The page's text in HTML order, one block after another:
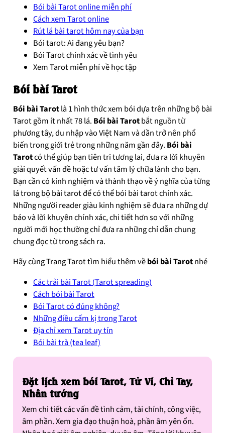
Bói bài Tarot online miễn phí
Cách xem Tarot online
Rút lá bài tarot hôm nay của bạn
Bói tarot: Ai đang yêu bạn?
Bói Tarot chính xác về tình yêu
Xem Tarot miễn phí về học tập
Bói bài Tarot
Bói bài Tarotlà 1 hình thức xem bói dựa trên những bộ bài
Tarot gồm ít nhất 78 lá. Bói bài Tarotbắt nguồn từ
phương tây, du nhập vào Việt Nam và dần trở nên phổ
biến trong giới trẻ trong những năm gần đây. Bói bài
Tarotcó thể giúp bạn tiên tri tương lai, đưa ra lời khuyên
giải quyết vấn đề hoặc tư vấn tâm lý chữa lành cho bạn.
Bạn cần có kinh nghiệm và thành thạo về ý nghĩa của từng
lá trong bộ bài tarot để có thể bói bài tarot chính xác.
Những người reader giàu kinh nghiệm sẽ đưa ra những dự
báo và lời khuyên chính xác, chi tiết hơn so với những
người mới học thường chỉ đưa ra những chỉ dẫn chung
chung đọc từ trong sách ra.
Hãy cùng Trang Tarot tìm hiểu thêm vềbói bài Tarotnhé
Các trải bài Tarot (Tarot spreading)
Cách bói bài Tarot
Bói Tarot có đúng không?
Những điều cấm kị trong Tarot
Địa chỉ xem Tarot uy tín
Bói bài trà (tea leaf)
Đặt lịch xem bói Tarot, Tử Vi, Chỉ Tay,
Nhân tướng
Xem chi tiết các vấn đề tình cảm, tài chính, công việc,
âm phần. Xem gia đạo thuận hoà, phần âm yên ổn.